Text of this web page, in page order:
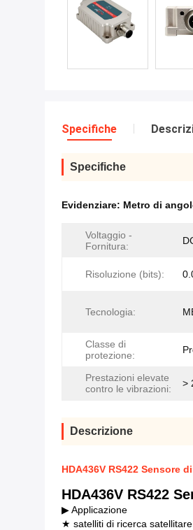
Specifiche
Specifiche
Evidenziare: Metro di
Voltaggio -
Fornitura:
Risoluzione (bits):
Tecnologia:
Classe di
protezione:
Prestazioni elevate
contro le vibrazioni:
>
Descrizione
HDA436V RS422 Sensore
HDA436V RS422
▶ Applicazione
★ satelliti di ricerca satellitare